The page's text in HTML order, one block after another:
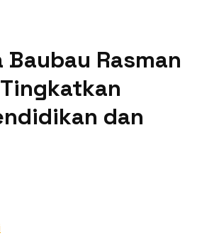
Baubau Rasman
dan